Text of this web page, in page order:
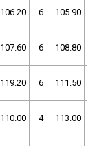
106.20 6 105.90
107.60 6 108.80
119.20 6 111.50
110.00 4 113.00